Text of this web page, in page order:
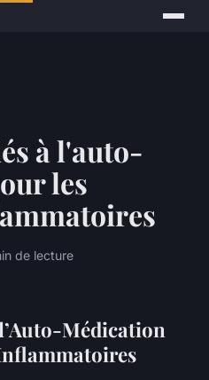
à l'auto-
les
de lecture
Médication